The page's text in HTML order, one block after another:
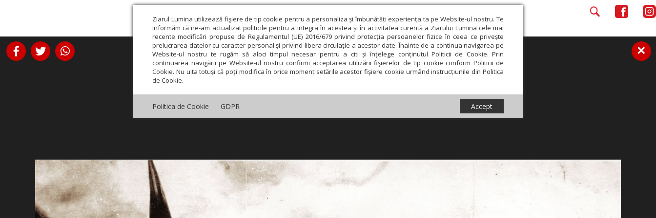
Ziarul Lumina utilizează fişiere de tip cookie pentru a personaliza și îmbunătăți experiența ta pe Website-ul nostru. Te
informăm că ne-am actualizat politicile pentru a integra în acestea și în activitatea curentă a Ziarului Lumina cele mai
recente modificări propuse de Regulamentul (UE) 2016/679 privind protecția persoanelor fizice în ceea ce privește
prelucrarea datelor cu caracter personal și privind libera circulație a acestor date. Înainte de a continua navigarea pe
Website-ul nostru te rugăm să aloci timpul necesar pentru a citi și înțelege conținutul Politicii de Cookie. Prin
continuarea navigării pe Website-ul nostru confirmi acceptarea utilizării fişierelor de tip cookie conform Politicii de
Cookie. Nu uita totuși că poți modifica în orice moment setările acestor fişiere cookie urmând instrucțiunile din Politica
de Cookie.
Politica de Cookie GDPR Accept
×